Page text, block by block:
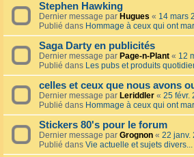
Stephen Hawking
Dernier message par Hugues « 14 mars
Publié dans Hommage à ceux qui ont
Saga Darty en publicités
Dernier message par Page-n-Plant « 12
Publié dans Les pubs et produits
celles et ceux que nous avons
Dernier message par Leriddler « 25 févr.
Publié dans Hommage à ceux qui ont
Stickers 80's pour le forum
Dernier message par Grognon « 22 janv.
Publié dans Vie actuelle et sujets divers...